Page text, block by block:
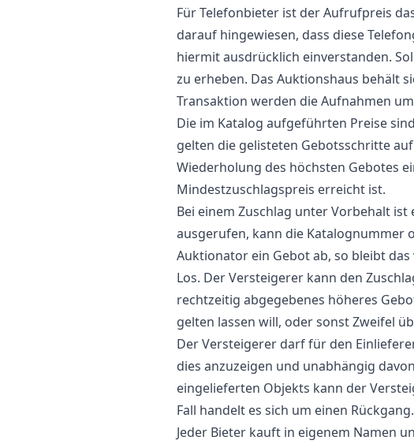
Für Telefonbieter ist der Aufrufpreis
darauf hingewiesen, dass diese
hiermit ausdrücklich einverstanden.
zu erheben. Das Auktionshaus behält
Transaktion werden die Aufnahmen
Die im Katalog aufgeführten Preise
gelten die gelisteten Gebotsschritte
Wiederholung des höchsten Gebotes
Mindestzuschlagspreis erreicht ist.
Bei einem Zuschlag unter Vorbehalt
ausgerufen, kann die Katalognummer
Auktionator ein Gebot ab, so bleibt
Los. Der Versteigerer kann den
rechtzeitig abgegebenes höheres
gelten lassen will, oder sonst Zweifel
Der Versteigerer darf für den
dies anzuzeigen und unabhängig
eingelieferten Objekts kann der
Fall handelt es sich um einen Rückgang.
Jeder Bieter kauft in eigenem Namen